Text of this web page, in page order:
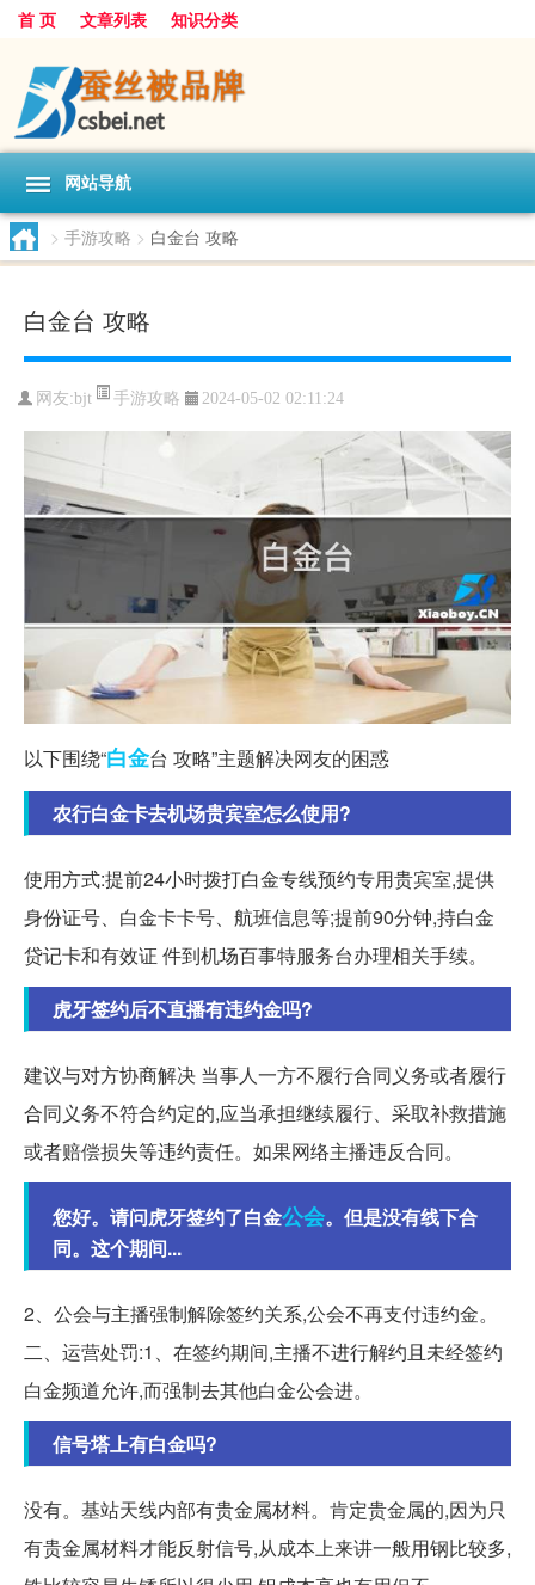
首 页 文章列表 知识分类
网站导航
> 手游攻略 > 白金台 攻略
白金台 攻略
网友:bjt 手游攻略 2024-05-02 02:11:24
以下围绕“白金台 攻略”主题解决网友的困惑
农行白金卡去机场贵宾室怎么使用?
使用方式:提前24小时拨打白金专线预约专用贵宾室,提供
身份证号、白金卡卡号、航班信息等;提前90分钟,持白金
贷记卡和有效证 件到机场百事特服务台办理相关手续。
虎牙签约后不直播有违约金吗?
建议与对方协商解决 当事人一方不履行合同义务或者履行
合同义务不符合约定的,应当承担继续履行、采取补救措施
或者赔偿损失等违约责任。如果网络主播违反合同。
您好。请问虎牙签约了白金公会。但是没有线下合
同。这个期间...
2、公会与主播强制解除签约关系,公会不再支付违约金。
二、运营处罚:1、在签约期间,主播不进行解约且未经签约
白金频道允许,而强制去其他白金公会进。
信号塔上有白金吗?
没有。基站天线内部有贵金属材料。肯定贵金属的,因为只
有贵金属材料才能反射信号,从成本上来讲一般用钢比较多,